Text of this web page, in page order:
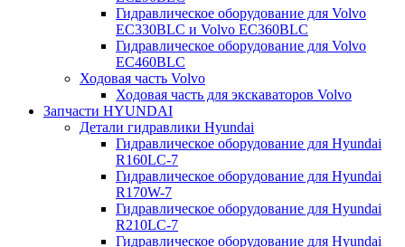
Гидравлическое оборудование для Volvo
EC330BLC и Volvo EC360BLC
Гидравлическое оборудование для Volvo
EC460BLC
Ходовая часть Volvo
Ходовая часть для экскаваторов Volvo
Запчасти HYUNDAI
Детали гидравлики Hyundai
Гидравлическое оборудование для Hyundai
R160LC-7
Гидравлическое оборудование для Hyundai
R170W-7
Гидравлическое оборудование для Hyundai
R210LC-7
Гидравлическое оборудование для Hyundai